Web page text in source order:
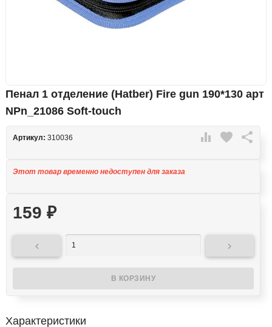
Пенал 1 отделение (Hatber) Fire gun 190*130 арт
NPn_21086 Soft-touch
 favorite 
Артикул: 310036
Этот товар временно недоступен для заказа
159 ₽
 
Характеристики